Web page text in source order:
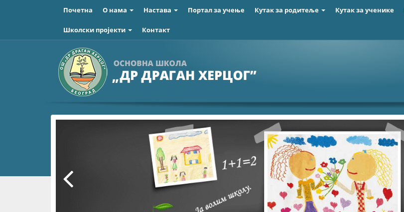
Почетна О нама Настава Портал за учење Кутак за родитеље Кутак за ученике
Школски пројекти Контакт